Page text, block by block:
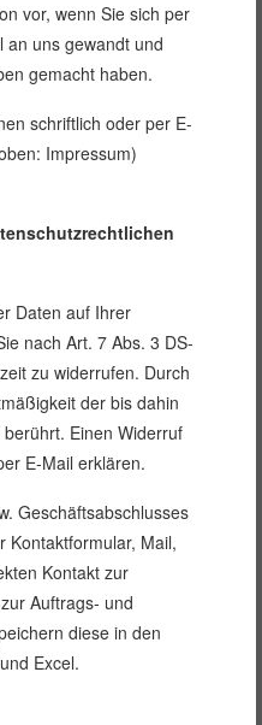
vor, wenn Sie sich per
an uns gewandt und
gemacht haben.
schriftlich oder per E-
Impressum)
Daten auf Ihrer
nach Art. 7 Abs. 3 DS-
zu widerrufen. Durch
der bis dahin
Einen Widerruf
E-Mail erklären.
Geschäftsabschlusses
Kontaktformular, Mail,
Kontakt zur
Auftrags- und
diese in den
Excel.